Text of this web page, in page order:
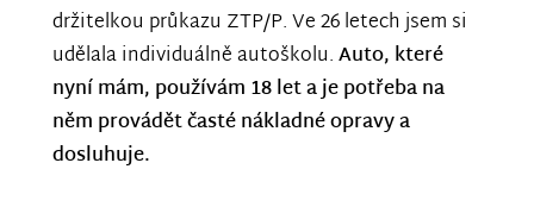
držitelkou průkazu ZTP/P. Ve 26 letech jsem si
udělala individuálně autoškolu.Auto, které
nyní mám, používám 18 let a je potřeba na
něm provádět časté nákladné opravy a
dosluhuje.